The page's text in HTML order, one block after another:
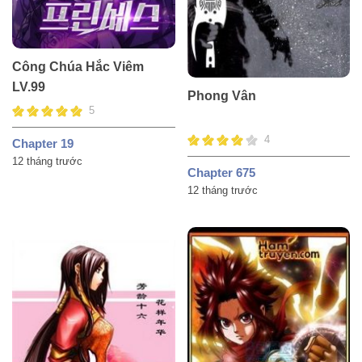
Công Chúa Hắc Viêm
LV.99
5
Chapter 19
12 tháng trước
Phong Vân
4
Chapter 675
12 tháng trước